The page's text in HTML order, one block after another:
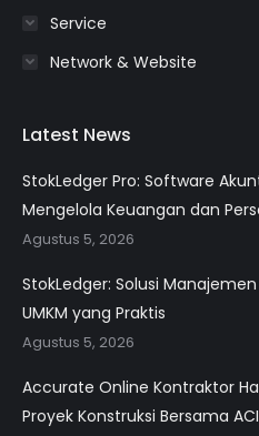
Service
Network & Website
Latest News
StokLedger Pro: Software
Mengelola Keuangan dan
Agustus 5, 2026
StokLedger: Solusi
UMKM yang Praktis
Agustus 5, 2026
Accurate Online Kontraktor
Proyek Konstruksi Bersama